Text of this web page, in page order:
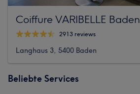
Coiffure VARIBELLE Baden
2913 reviews
Langhaus 3, 5400 Baden
Beliebte Services